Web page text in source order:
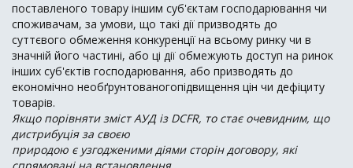
поставленого товару іншим суб'єктам господарювання чи
споживачам, за умови, що такі дії призводять до
суттєвого обмеження конкуренції на всьому ринку чи в
значній його частині, або ці дії обмежують доступ на ринок
інших суб'єктів господарювання, або призводять до
економічно необґрунтованогопідвищення цін чи дефіциту
товарів.
Якщо порівняти зміст АУД із DCFR, то стає очевидним, що
дистрибуція за своєю
природою є узгодженими діями сторін договору, які
спрямовані на встановлення